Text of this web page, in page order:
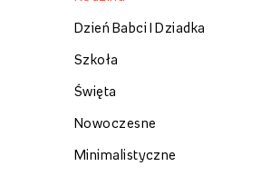
Dzień Babci I Dziadka
Szkoła
Święta
Nowoczesne
Minimalistyczne